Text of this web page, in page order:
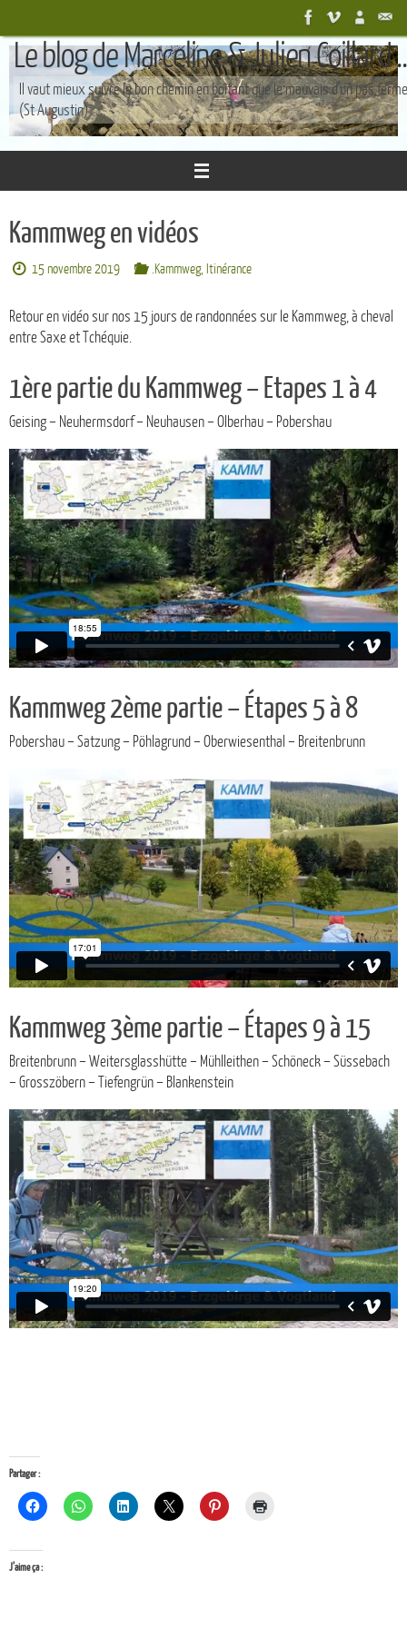
contenu
Le blog de Marceline & Julien Coillard
Il vaut mieux suivre le bon chemin en boîtant que le mauvais d'un pas ferme
(St Augustin)
Kammweg en vidéos
15 novembre 2019 .Kammweg, Itinérance
Retour en vidéo sur nos 15 jours de randonnées sur le Kammweg, à cheval
entre Saxe et Tchéquie.
1ère partie du Kammweg – Etapes 1 à 4
Geising – Neuhermsdorf – Neuhausen – Olberhau – Pobershau
Kammweg 2ème partie – Étapes 5 à 8
Pobershau – Satzung – Pöhlagrund – Oberwiesenthal – Breitenbrunn
Kammweg 3ème partie – Étapes 9 à 15
Breitenbrunn – Weitersglasshütte – Mühlleithen – Schöneck – Süssebach
– Grosszöbern – Tiefengrün – Blankenstein
Partager :
J’aime ça :